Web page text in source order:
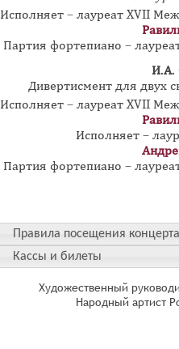
Исполняет – лауреат XVII
Партия фортепиано –
И.А.
Дивертисмент для двух
Исполняет – лауреат XVII
Исполняет –
Партия фортепиано –
Правила посещения
Кассы и билеты
Художественный
Народный артист